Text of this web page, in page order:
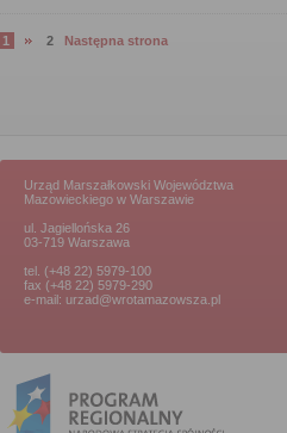
1 strona
2 strona
Następna strona
Urząd Marszałkowski Województwa
Mazowieckiego w Warszawie
ul. Jagiellońska 26
03-719 Warszawa
tel. (+48 22) 5979-100
fax (+48 22) 5979-290
e-mail: urzad@wrotamazowsza.pl